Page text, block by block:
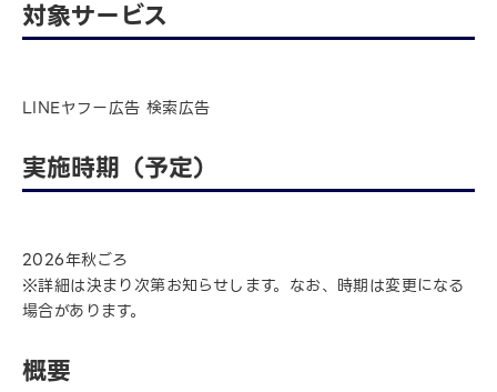
対象サービス
LINEヤフー広告 検索広告
実施時期（予定）
2026年秋ごろ
※詳細は決まり次第お知らせします。なお、時期は変更になる
場合があります。
概要